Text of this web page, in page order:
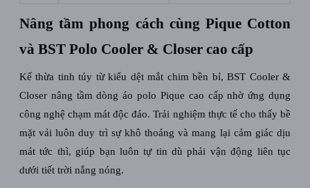
Nâng tầm phong cách cùng Pique Cotton
và BST Polo Cooler & Closer cao cấp
Kế thừa tinh túy từ kiểu dệt mắt chim bền bỉ, BST Cooler &
Closer nâng tầm dòng áo polo Pique cao cấp nhờ ứng dụng
công nghệ chạm mát độc đáo. Trải nghiệm thực tế cho thấy bề
mặt vải luôn duy trì sự khô thoáng và mang lại cảm giác dịu
mát tức thì, giúp bạn luôn tự tin dù phải vận động liên tục
dưới tiết trời nắng nóng.